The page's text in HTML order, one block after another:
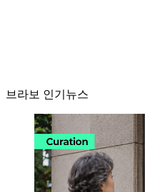
브라보 인기뉴스